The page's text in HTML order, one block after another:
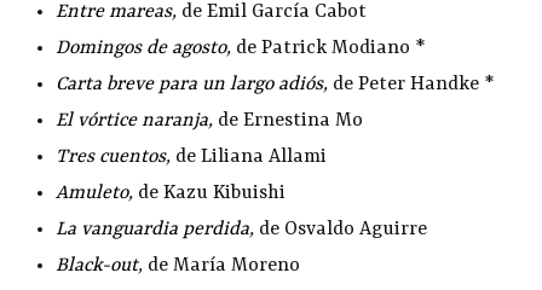
Entre mareas, de Emil García Cabot
Domingos de agosto, de Patrick Modiano *
Carta breve para un largo adiós, de Peter Handke *
El vórtice naranja, de Ernestina Mo
Tres cuentos, de Liliana Allami
Amuleto, de Kazu Kibuishi
La vanguardia perdida, de Osvaldo Aguirre
Black-out,de María Moreno